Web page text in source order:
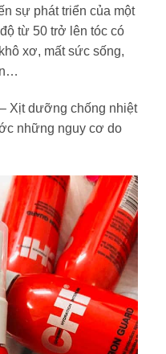
sự phát triển của một
từ 50 trở lên tóc có
xơ, mất sức sống,
Xịt dưỡng chống nhiệt
những nguy cơ do